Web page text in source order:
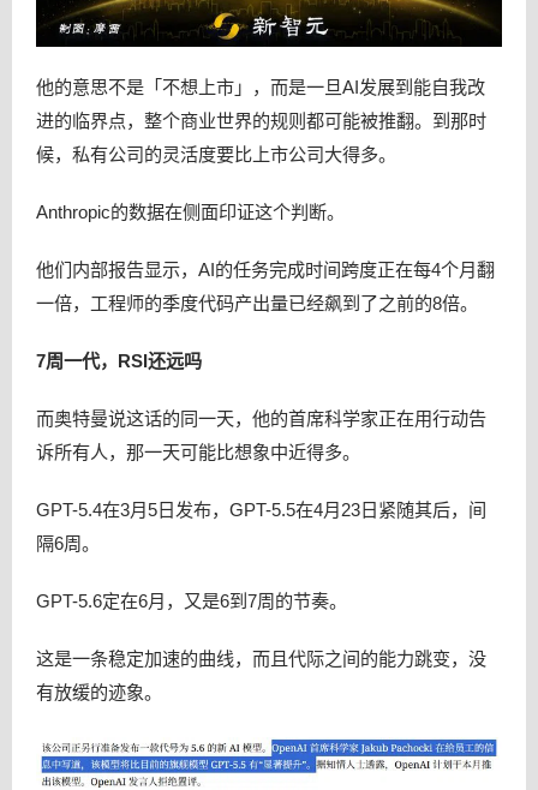
他的意思不是「不想上市」，而是一旦AI发展到能自我改
进的临界点，整个商业世界的规则都可能被推翻。到那时
候，私有公司的灵活度要比上市公司大得多。
Anthropic的数据在侧面印证这个判断。
他们内部报告显示，AI的任务完成时间跨度正在每4个月翻
一倍，工程师的季度代码产出量已经飙到了之前的8倍。
7周一代，RSI还远吗
而奥特曼说这话的同一天，他的首席科学家正在用行动告
诉所有人，那一天可能比想象中近得多。
GPT-5.4在3月5日发布，GPT-5.5在4月23日紧随其后，间
隔6周。
GPT-5.6定在6月，又是6到7周的节奏。
这是一条稳定加速的曲线，而且代际之间的能力跳变，没
有放缓的迹象。